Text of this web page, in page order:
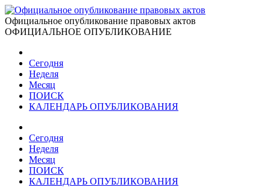
Официальное опубликование правовых актов
ОФИЦИАЛЬНОЕ ОПУБЛИКОВАНИЕ
Сегодня
Неделя
Месяц
ПОИСК
КАЛЕНДАРЬ ОПУБЛИКОВАНИЯ
Сегодня
Неделя
Месяц
ПОИСК
КАЛЕНДАРЬ ОПУБЛИКОВАНИЯ